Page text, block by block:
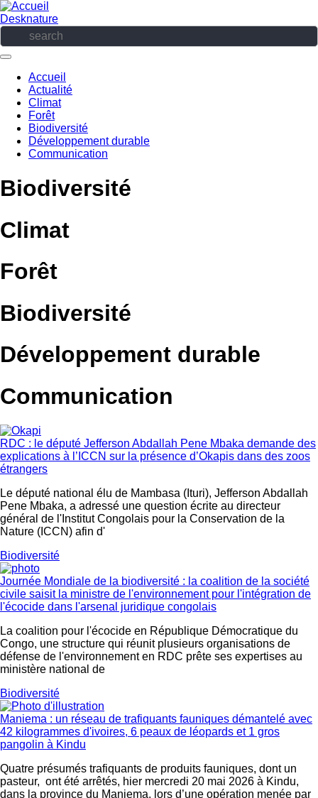
Aller
au
contenu
principal
Desknature
Navigation
principale
Accueil
Actualité
Climat
Forêt
Biodiversité
Développement durable
Communication
Biodiversité
Climat
Forêt
Biodiversité
Développement durable
Communication
RDC : le député Jefferson Abdallah Pene Mbaka demande des
explications à l’ICCN sur la présence d’Okapis dans des zoos
étrangers
Le député national élu de Mambasa (Ituri), Jefferson Abdallah
Pene Mbaka, a adressé une question écrite au directeur
général de l'Institut Congolais pour la Conservation de la
Nature (ICCN) afin d'
Biodiversité
Journée Mondiale de la biodiversité : la coalition de la société
civile saisit la ministre de l'environnement pour l'intégration de
l'écocide dans l'arsenal juridique congolais
La coalition pour l'écocide en République Démocratique du
Congo, une structure qui réunit plusieurs organisations de
défense de l'environnement en RDC prête ses expertises au
ministère national de
Biodiversité
Maniema : un réseau de trafiquants fauniques démantelé avec
42 kilogrammes d'ivoires, 6 peaux de léopards et 1 gros
pangolin à Kindu
Quatre présumés trafiquants de produits fauniques, dont un
pasteur, ont été arrêtés, hier mercredi 20 mai 2026 à Kindu,
dans la province du Maniema, lors d’une opération menée par